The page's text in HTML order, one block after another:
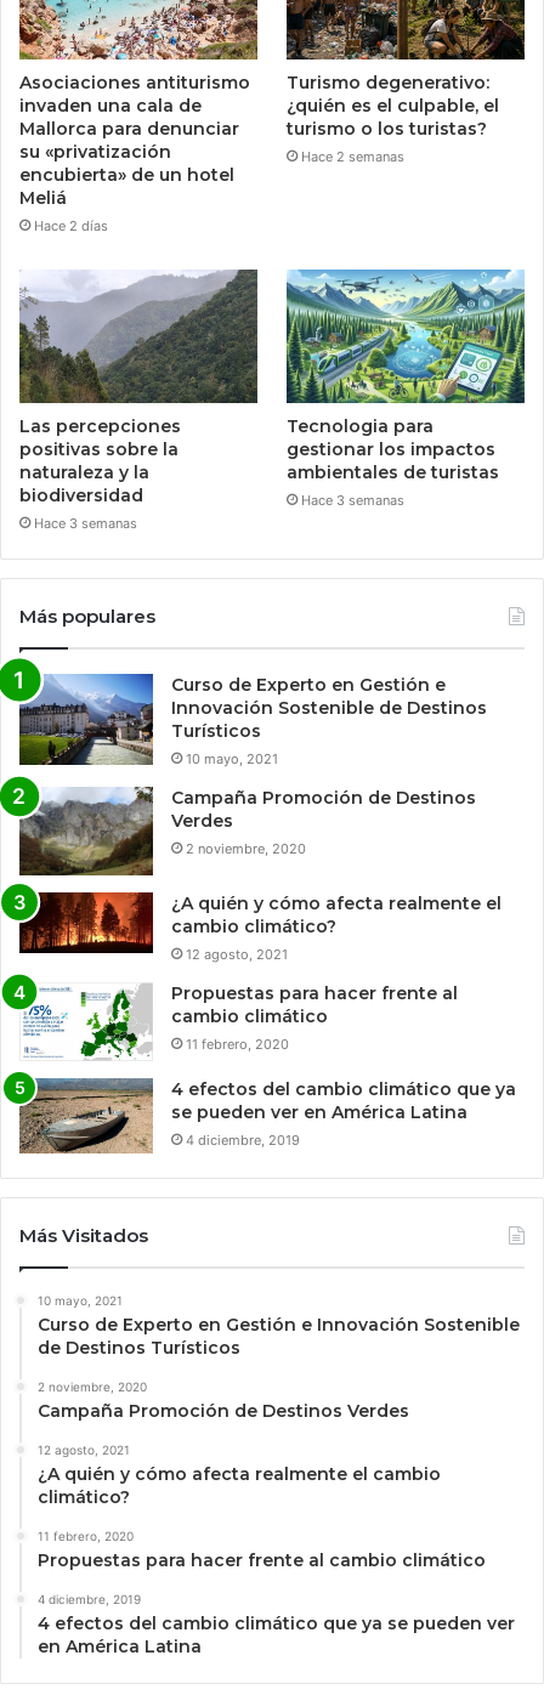
Asociaciones antiturismo
invaden una cala de
Mallorca para denunciar
su «privatización
encubierta» de un hotel
Meliá
Hace 2 días
Turismo degenerativo:
¿quién es el culpable, el
turismo o los turistas?
Hace 2 semanas
Las percepciones
positivas sobre la
naturaleza y la
biodiversidad
Hace 3 semanas
Tecnologia para
gestionar los impactos
ambientales de turistas
Hace 3 semanas
Más populares
Curso de Experto en Gestión e
Innovación Sostenible de Destinos
Turísticos
10 mayo, 2021
Campaña Promoción de Destinos
Verdes
2 noviembre, 2020
¿A quién y cómo afecta realmente el
cambio climático?
12 agosto, 2021
Propuestas para hacer frente al
cambio climático
11 febrero, 2020
4 efectos del cambio climático que ya
se pueden ver en América Latina
4 diciembre, 2019
Más Visitados
10 mayo, 2021
Curso de Experto en Gestión e Innovación Sostenible
de Destinos Turísticos
2 noviembre, 2020
Campaña Promoción de Destinos Verdes
12 agosto, 2021
¿A quién y cómo afecta realmente el cambio
climático?
11 febrero, 2020
Propuestas para hacer frente al cambio climático
4 diciembre, 2019
4 efectos del cambio climático que ya se pueden ver
en América Latina